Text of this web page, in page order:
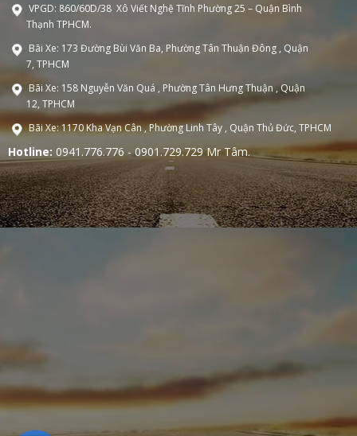
VPGD: 860/60D/38 Xô Viết Nghệ Tĩnh Phường 25 – Quận Bình
Thạnh TPHCM.
Bãi Xe: 173 Đường Bùi Văn Ba, Phường Tân Thuận Đông , Quận
7, TPHCM
Bãi Xe: 158 Nguyễn Văn Quá , Phường Tân Hưng Thuận , Quận
12, TPHCM
Bãi Xe: 1170 Kha Vạn Cân , Phường Linh Tây , Quận Thủ Đức, TPHCM
Hotline: 0941.776.776 - 0901.729.729 Mr Tâm.